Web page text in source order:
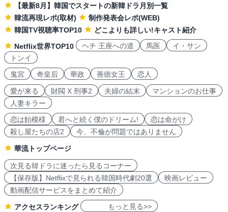
U-NEXT
Lemino Hulu
韓ドラ歴史コラム
グローバル視点で読む韓国ドラ
【最新8月】韓国でスタートの新韓ドラ月別一覧
韓流再現レポ(取材)
韓国TV視聴率TOP10
どこよりも詳しい!キャスト紹介
Netflix世界TOP10
ヘチ 王座への道 馬医
イ・サン
トンイ
鬼宮
奇皇后 華政 善徳女王 恋人
愛が来る 財閥 X 刑事2 夫婦の結末
マンションのお仕事
恋は飴模様
君へと続く僕のドリーム!
殺し屋たちの店2
今、不倫が問題ではありません
華流トップページ
次見る韓ドラに迷ったら見るコーナー